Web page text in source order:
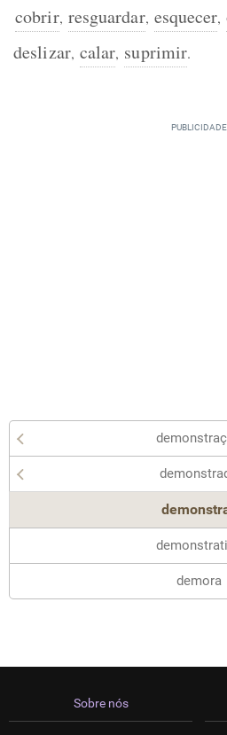
cobrir, resguardar, esquecer,
deslizar, calar, suprimir.
demora
Sobre nós